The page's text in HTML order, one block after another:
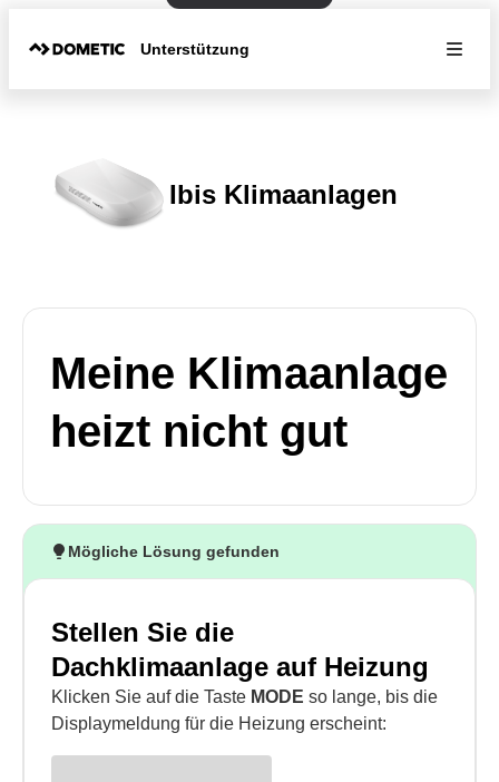
Unterstützung
Ibis Klimaanlagen
Meine Klimaanlage
heizt nicht gut
Mögliche Lösung gefunden
Stellen Sie die
Dachklimaanlage auf Heizung
Klicken Sie auf die Taste MODE so lange, bis die
Displaymeldung für die Heizung erscheint: